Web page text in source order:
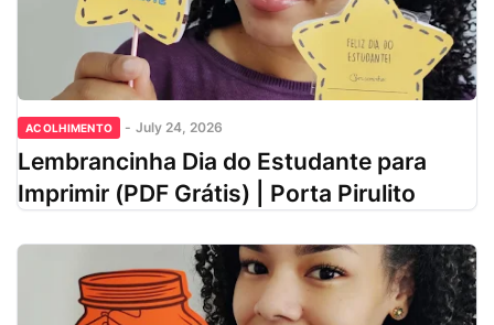
ACOLHIMENTO - July 24, 2026
Lembrancinha Dia do Estudante para
Imprimir (PDF Grátis) | Porta Pirulito